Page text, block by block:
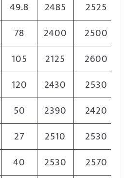
49.8 2485
2525
78 2400
2500
105 2125
2600
120 2430
2530
50 2390
2420
27 2510
2530
40 2530
2570